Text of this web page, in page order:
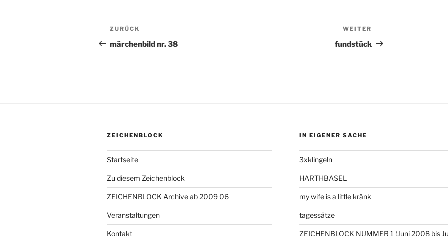
Beitragsnavigation
Vorheriger
Beitrag
ZURÜCK
märchenbild nr. 38
Beitrag
WEITER
fundstück
ZEICHENBLOCK
Startseite
Zu diesem Zeichenblock
ZEICHENBLOCK Archive ab 2009 06
Veranstaltungen
Kontakt
IN EIGENER SACHE
3xklingeln
HARTHBASEL
my wife is a little kränk
tagessätze
ZEICHENBLOCK NUMMER 1 (Juni 2008 bis